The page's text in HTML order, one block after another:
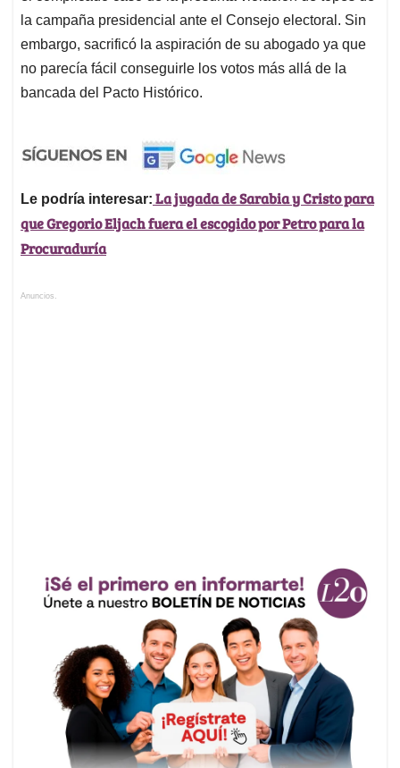
la campaña presidencial ante el Consejo electoral. Sin
embargo, sacrificó la aspiración de su abogado ya que
no parecía fácil conseguirle los votos más allá de la
bancada del Pacto Histórico.
Le podría interesar: La jugada de Sarabia y Cristo para
que Gregorio Eljach fuera el escogido por Petro para la
Procuraduría
Anuncios.